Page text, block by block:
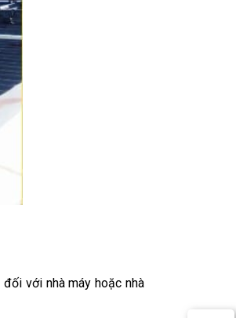
với nhà máy hoặc nhà